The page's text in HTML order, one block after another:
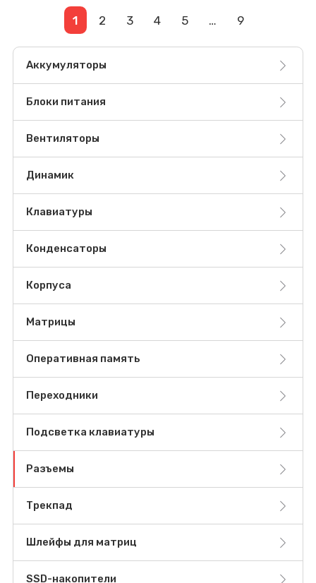
1 2 3 4 5 … 9
Аккумуляторы
Блоки питания
Вентиляторы
Динамик
Клавиатуры
Конденсаторы
Корпуса
Матрицы
Оперативная память
Переходники
Подсветка клавиатуры
Разъемы
Трекпад
Шлейфы для матриц
SSD-накопители